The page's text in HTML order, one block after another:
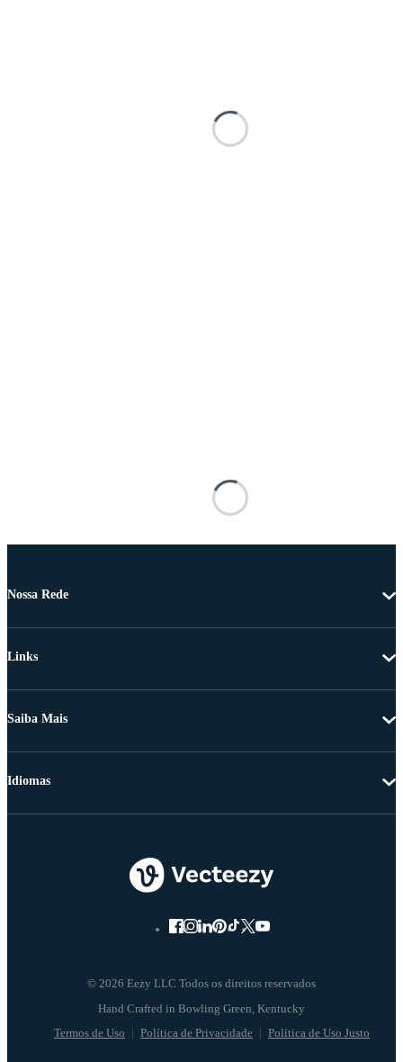
Nossa Rede
Links
Saiba Mais
© 2026 Eezy LLC Todos os direitos reservados
Termos de Uso Política de Privacidade Política de Uso Justo
Idiomas